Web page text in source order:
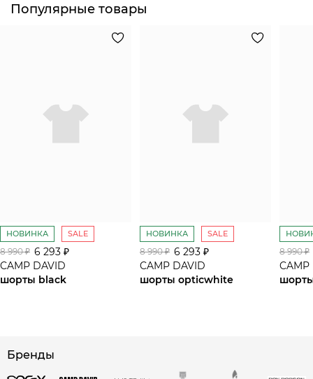
Популярные товары
НОВИНКА SALE
8 990 ₽ 6 293 ₽
CAMP DAVID
шорты black
НОВИНКА SALE
8 990 ₽ 6 293 ₽
CAMP DAVID
шорты opticwhite
8 990 ₽
CAMP
Бренды